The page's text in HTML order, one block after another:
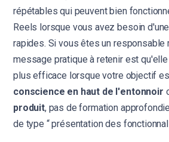
répétables qui peuvent bien
Reels lorsque vous avez besoin
rapides. Si vous êtes un responsable
message pratique à retenir est
plus efficace lorsque votre objectif
conscience en haut de l'entonnoir
produit, pas de formation
de type “ présentation des